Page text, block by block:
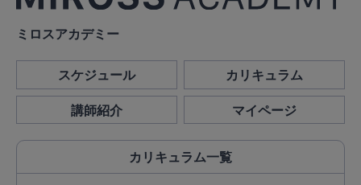
ミロスアカデミー
スケジュール カリキュラム
講師紹介 マイページ
カリキュラム一覧